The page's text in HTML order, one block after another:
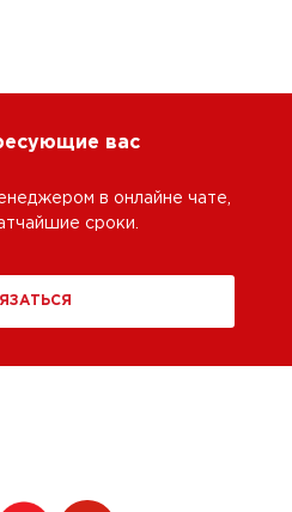
вас
в онлайне чате,
сроки.